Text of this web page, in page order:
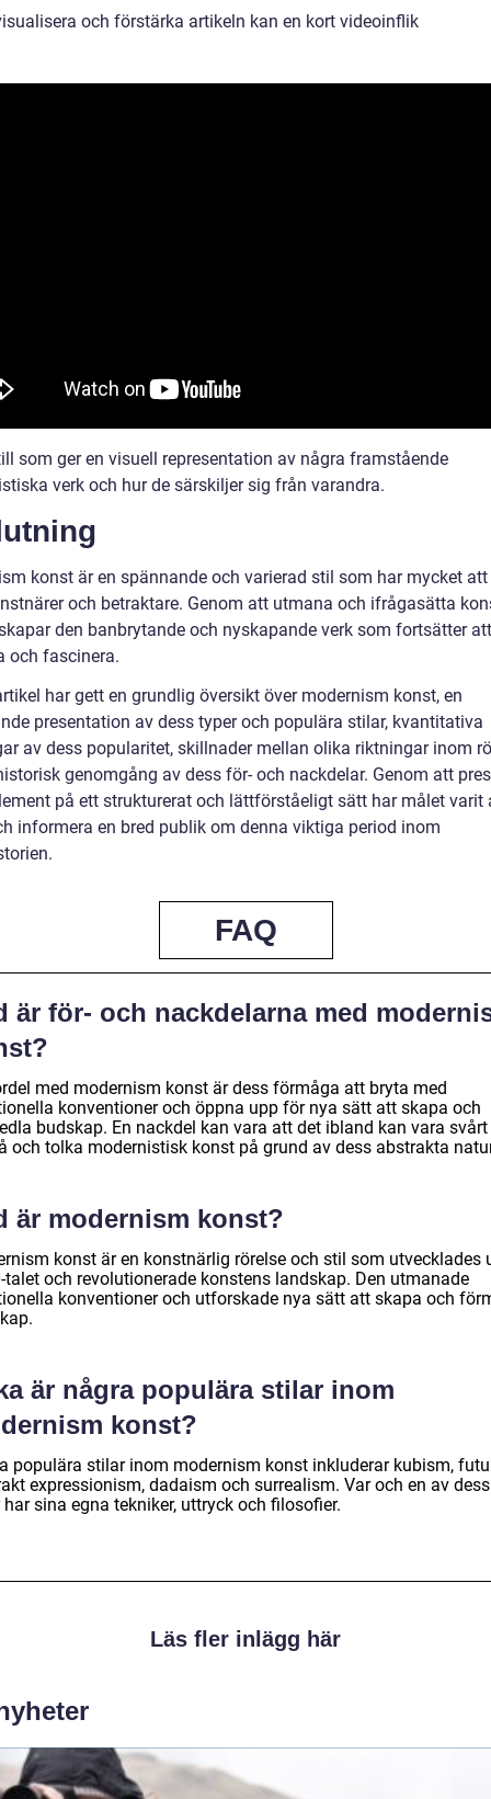
och förstärka artikeln kan en kort videoinflik
som ger en visuell representation av några framstående
verk och hur de särskiljer sig från varandra.
konst är en spännande och varierad stil som har mycket
och betraktare. Genom att utmana och ifrågasätta
den banbrytande och nyskapande verk som fortsätter att
och fascinera.
har gett en grundlig översikt över modernism konst, en
presentation av dess typer och populära stilar, kvantitativa
av dess popularitet, skillnader mellan olika riktningar inom
genomgång av dess för- och nackdelar. Genom att
på ett strukturerat och lättförståeligt sätt har målet varit
informera en bred publik om denna viktiga period inom
FAQ
är för- och nackdelarna med
med modernism konst är dess förmåga att bryta med
konventioner och öppna upp för nya sätt att skapa och
budskap. En nackdel kan vara att det ibland kan vara
och tolka modernistisk konst på grund av dess abstrakta
är modernism konst?
konst är en konstnärlig rörelse och stil som utvecklades
talet och revolutionerade konstens landskap. Den utmanade
konventioner och utforskade nya sätt att skapa och
är några populära stilar inom
konst?
populära stilar inom modernism konst inkluderar kubism,
expressionism, dadaism och surrealism. Var och en av
sina egna tekniker, uttryck och filosofier.
Läs fler inlägg här